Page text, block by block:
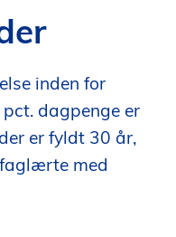
inden for
dagpenge er
er fyldt 30 år,
med